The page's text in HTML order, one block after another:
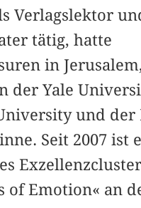
Verlagslektor
tätig, hatte
in
der Yale
und der
Seit 2007 ist
of Emotion« an